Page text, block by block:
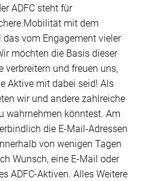
ADFC steht für
Mobilität mit dem
das vom Engagement vieler
möchten die Basis dieser
und freuen uns,
Aktive mit dabei seid! Als
wir und andere zahlreiche
wahrnehmen könntest. Am
die E-Mail-Adressen
von wenigen Tagen
Wunsch, eine E-Mail oder
ADFC-Aktiven. Alles Weitere